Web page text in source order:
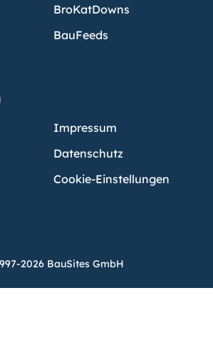
BroKatDowns
BauFeeds
Impressum
Datenschutz
Cookie-Einstellungen
2026 BauSites GmbH